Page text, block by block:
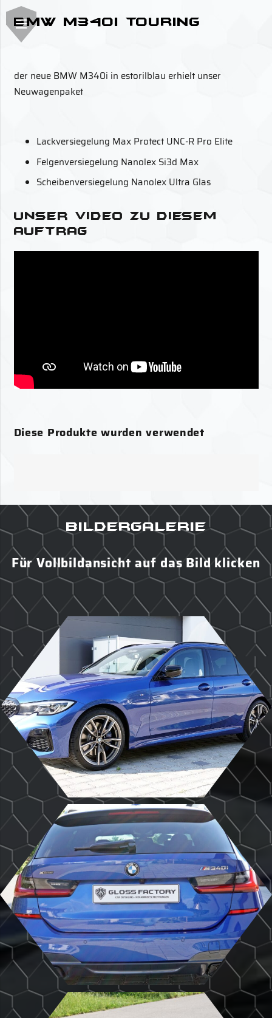
BMW M340i Touring
der neue BMW M340i in estorilblau erhielt unser
Neuwagenpaket
Lackversiegelung Max Protect UNC-R Pro Elite
Felgenversiegelung Nanolex Si3d Max
Scheibenversiegelung Nanolex Ultra Glas
Unser Video zu diesem
Auftrag
Bildergalerie
Für Vollbildansicht auf das Bild klicken